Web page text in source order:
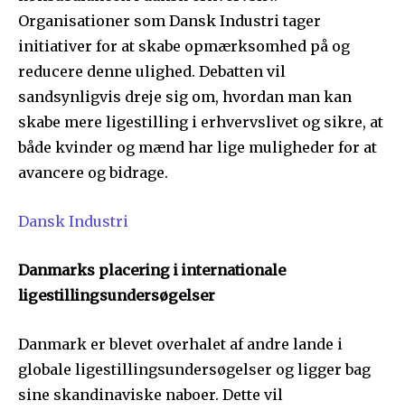
Organisationer som Dansk Industri tager
initiativer for at skabe opmærksomhed på og
reducere denne ulighed. Debatten vil
sandsynligvis dreje sig om, hvordan man kan
skabe mere ligestilling i erhvervslivet og sikre, at
både kvinder og mænd har lige muligheder for at
avancere og bidrage.
Dansk Industri
Danmarks placering i internationale
ligestillingsundersøgelser
Danmark er blevet overhalet af andre lande i
globale ligestillingsundersøgelser og ligger bag
sine skandinaviske naboer. Dette vil